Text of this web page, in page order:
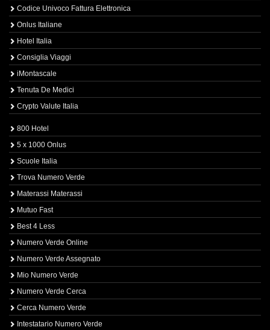
Codice Univoco Fattura Elettronica
Onlus Italiane
Hotel Italia
Consiglia Viaggi
iMontascale
Tenuta De Medici
Crypto Valute Italia
800 Hotel
5 x 1000 Onlus
Scuole Italia
Trova Numero Verde
Materassi Materassi
Mutuo Fast
Best 4 Less
Numero Verde Online
Numero Verde Assegnato
Mio Numero Verde
Numero Verde Cerca
Cerca Numero Verde
Intestatario Numero Verde